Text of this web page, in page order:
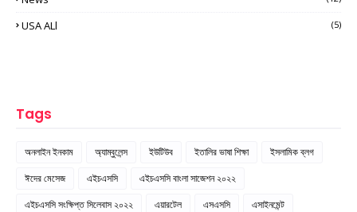
USA ALl (5)
Tags
অনলাইন ইনকাম অ্যাম্বুলেন্স ইউটিউব ইতালির ভাষা শিক্ষা
ইসলামিক ব্লগ
ঈদের মেসেজ
এইচএসসি
এইচএসসি বাংলা সাজেশন ২০২২
এইচএসসি সংক্ষিপ্ত সিলেবাস ২০২২
এয়ারটেল এসএসসি
এসাইনমেন্ট